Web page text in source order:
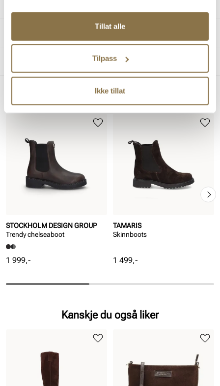
Tillat alle
Tilpass
Ikke tillat
Innersåle:Skinn
STOCKHOLM DESIGN GROUP
Trendy chelseaboot
Pris
1 999,-
TAMARIS
Skinnboots
Pris
1 499,-
Kanskje du også liker